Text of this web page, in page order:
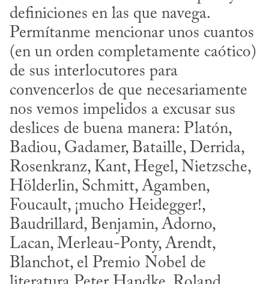
definiciones en las que navega.
Permítanme mencionar unos cuantos
(en un orden completamente caótico)
de sus interlocutores para
convencerlos de que necesariamente
nos vemos impelidos a excusar sus
deslices de buena manera: Platón,
Badiou, Gadamer, Bataille, Derrida,
Rosen­kranz, Kant, Hegel, Nietzsche,
Hölderlin, Schmitt, Agamben,
Foucault, ¡mucho Heidegger!,
Baudrillard, Benjamin, Adorno,
Lacan, Merleau-Ponty, Arendt,
Blanchot, el Premio Nobel de